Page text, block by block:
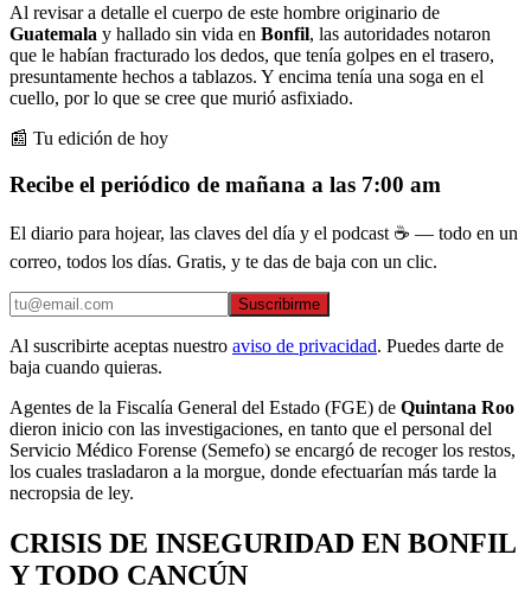
Al revisar a detalle el cuerpo de este hombre originario de
Guatemala y hallado sin vida en Bonfil, las autoridades notaron
que le habían fracturado los dedos, que tenía golpes en el trasero,
presuntamente hechos a tablazos. Y encima tenía una soga en el
cuello, por lo que se cree que murió asfixiado.
📰 Tu edición de hoy
Recibe el periódico de mañana a las 7:00 am
El diario para hojear, las claves del día y el podcast ☕ — todo en un
correo, todos los días. Gratis, y te das de baja con un clic.
Suscribirme
Al suscribirte aceptas nuestro aviso de privacidad. Puedes darte de
baja cuando quieras.
Agentes de la Fiscalía General del Estado (FGE) de Quintana Roo
dieron inicio con las investigaciones, en tanto que el personal del
Servicio Médico Forense (Semefo) se encargó de recoger los restos,
los cuales trasladaron a la morgue, donde efectuarían más tarde la
necropsia de ley.
CRISIS DE INSEGURIDAD EN BONFIL
Y TODO CANCÚN